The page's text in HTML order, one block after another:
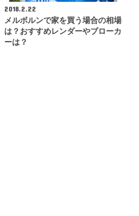
2018.2.22
メルボルンで家を買う場合の相場
は？おすすめレンダーやブローカ
ーは？